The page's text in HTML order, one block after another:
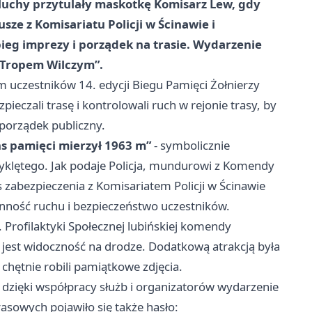
przytulały maskotkę Komisarz Lew, gdy
z Komisariatu Policji w Ścinawie i
imprezy i porządek na trasie. Wydarzenie
Wilczym”.
uczestników 14. edycji Biegu Pamięci Żołnierzy
trasę i kontrolowali ruch w rejonie trasy, by
publiczny.
pamięci mierzył 1963 m”- symbolicznie
Jak podaje Policja, mundurowi z Komendy
z Komisariatem Policji w Ścinawie
ruchu i bezpieczeństwo uczestników.
Społecznej lubińskiej komendy
widoczność na drodze. Dodatkową atrakcją była
robili pamiątkowe zdjęcia.
współpracy służb i organizatorów wydarzenie
pojawiło się także hasło: